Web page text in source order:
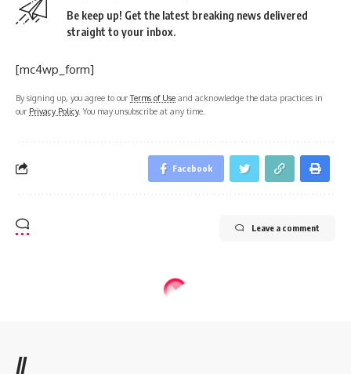
Be keep up! Get the latest breaking news delivered
straight to your inbox.
[mc4wp_form]
By signing up, you agree to ourTerms of Use and acknowledge the data practices in
our Privacy Policy. You may unsubscribe at any time.
Facebook
Leave a comment
//